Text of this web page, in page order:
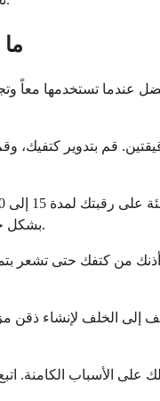
تستخدمها معاً
كل 30 دقيقة تقريباً، قف وتحرك
بشكل جيد بشكل خاص للألم المزمن والخفيف الذي يتراكم بمرور الوقت.
إلى الخلف لإنشاء
على الأسباب الكامنة.